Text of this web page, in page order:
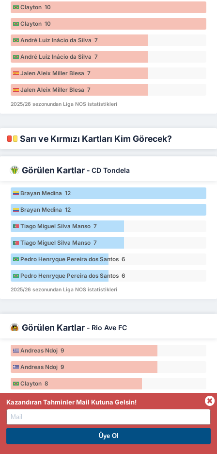
Clayton 10
Clayton 10
André Luiz Inácio da Silva 7
André Luiz Inácio da Silva 7
Jalen Aleix Miller Blesa 7
Jalen Aleix Miller Blesa 7
2025/26 sezonundan Liga NOS istatistikleri
Sarı ve Kırmızı Kartları Kim Görecek?
Görülen Kartlar - CD Tondela
Brayan Medina 12
Brayan Medina 12
Tiago Miguel Silva Manso 7
Tiago Miguel Silva Manso 7
Pedro Henryque Pereira dos Santos 6
Pedro Henryque Pereira dos Santos 6
2025/26 sezonundan Liga NOS istatistikleri
Görülen Kartlar - Rio Ave FC
Andreas Ndoj 9
Andreas Ndoj 9
Clayton 8
Clayton 8
PREMIUM ÜYE OL. HEMEN KAZAN
Kazandıran Tahminler Mail Kutuna Gelsin!